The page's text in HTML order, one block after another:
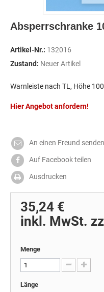
Absperrschranke
Artikel-Nr.: 132016
Zustand: Neuer Artikel
Warnleiste nach TL, Höhe
Hier Angebot anfordern!
An einen Freund senden
Auf Facebook teilen
Ausdrucken
35,24 €
inkl. MwSt.
Menge
Länge